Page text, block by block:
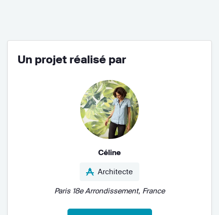
Un projet réalisé par
Céline
Architecte
Paris 18e Arrondissement, France